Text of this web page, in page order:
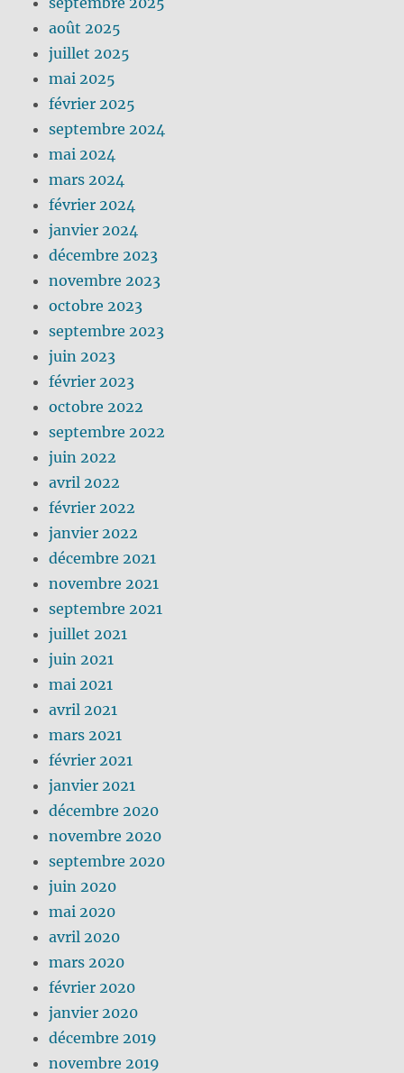
août 2025
juillet 2025
mai 2025
février 2025
septembre 2024
mai 2024
mars 2024
février 2024
janvier 2024
décembre 2023
novembre 2023
octobre 2023
septembre 2023
juin 2023
février 2023
octobre 2022
septembre 2022
juin 2022
avril 2022
février 2022
janvier 2022
décembre 2021
novembre 2021
septembre 2021
juillet 2021
juin 2021
mai 2021
avril 2021
mars 2021
février 2021
janvier 2021
décembre 2020
novembre 2020
septembre 2020
juin 2020
mai 2020
avril 2020
mars 2020
février 2020
janvier 2020
décembre 2019
novembre 2019